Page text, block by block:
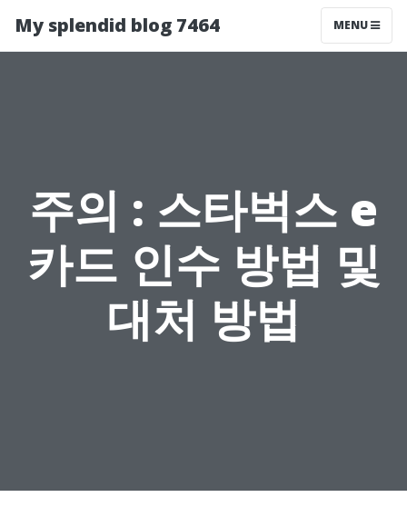
My splendid blog 7464 MENU
주의 : 스타벅스 e
카드 인수 방법 및
대처 방법